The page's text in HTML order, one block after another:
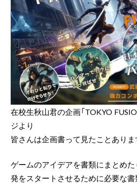
在校生秋山君の企画「TOKYO
ジより
皆さんは企画書って見たことありま
ゲームのアイデアを書類にまとめた
発をスタートさせるために必要な書